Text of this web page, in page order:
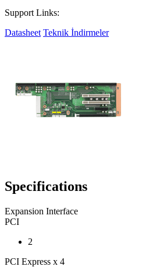
Support Links:
Datasheet Teknik İndirmeler
Specifications
Expansion Interface
PCI
2
PCI Express x 4